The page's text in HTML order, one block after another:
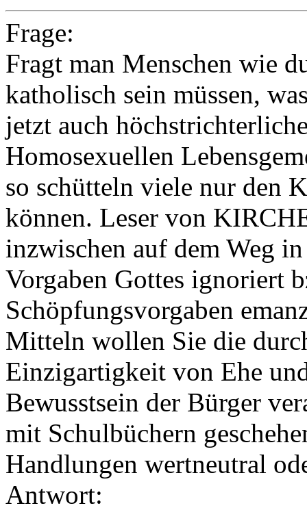
Frage:
Fragt man Menschen wie
katholisch sein müssen,
jetzt auch
Homosexuellen
so schütteln viele nur den
können. Leser von
inzwischen auf dem Weg
Vorgaben Gottes ignoriert
Schöpfungsvorgaben
Mitteln wollen Sie die
Einzigartigkeit von Ehe
Bewusstsein der Bürger
mit Schulbüchern
Handlungen wertneutral
Antwort: